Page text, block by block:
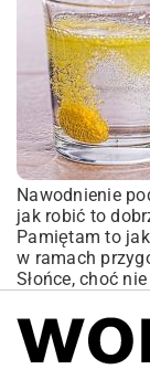
Nawodnienie
jak robić to
Pamiętam to
w ramach
Słońce, choć nie